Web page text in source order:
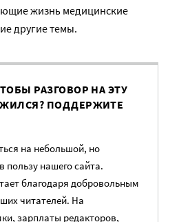
жизнь медицинские
другие темы.
РАЗГОВОР НА ЭТУ
ПОДДЕРЖИТЕ
на небольшой, но
пользу нашего сайта.
благодаря добровольным
читателей. На
зарплаты редакторов,